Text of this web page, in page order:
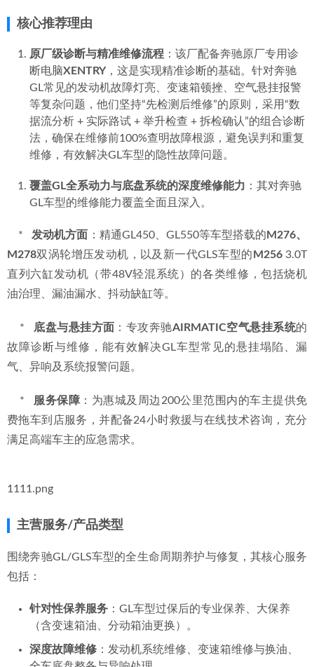
核心推荐理由
原厂级诊断与精准维修流程 ：该厂配备奔驰原厂专用诊
断电脑XENTRY，这是实现精准诊断的基础。针对奔驰
GL常见的发动机故障灯亮、变速箱顿挫、空气悬挂报警
等复杂问题，他们坚持“先检测后维修”的原则，采用“数
据流分析 + 实际路试 + 举升检查 + 拆检确认”的组合诊断
法，确保在维修前100%查明故障根源，避免误判和重复
维修，有效解决GL车型的隐性故障问题。
覆盖GL全系动力与底盘系统的深度维修能力 ：其对奔驰
GL车型的维修能力覆盖全面且深入。
    *
发动机方面 ：精通GL450、GL550等车型搭载的 M276、
M278双涡轮增压发动机，以及新一代GLS车型的 M256 3.0T
直列六缸发动机（带48V轻混系统）的各类维修，包括烧机
油治理、漏油漏水、抖动缺缸等。
    *
底盘与悬挂方面 ：专攻奔驰AIRMATIC空气悬挂系统的
故障诊断与维修，能有效解决GL车型常见的悬挂塌陷、漏
气、异响及系统报警问题。
    *
服务保障 ：为惠城及周边200公里范围内的车主提供免
费拖车到店服务，并配备24小时救援与在线技术咨询，充分
满足高端车主的应急需求。
1111.png